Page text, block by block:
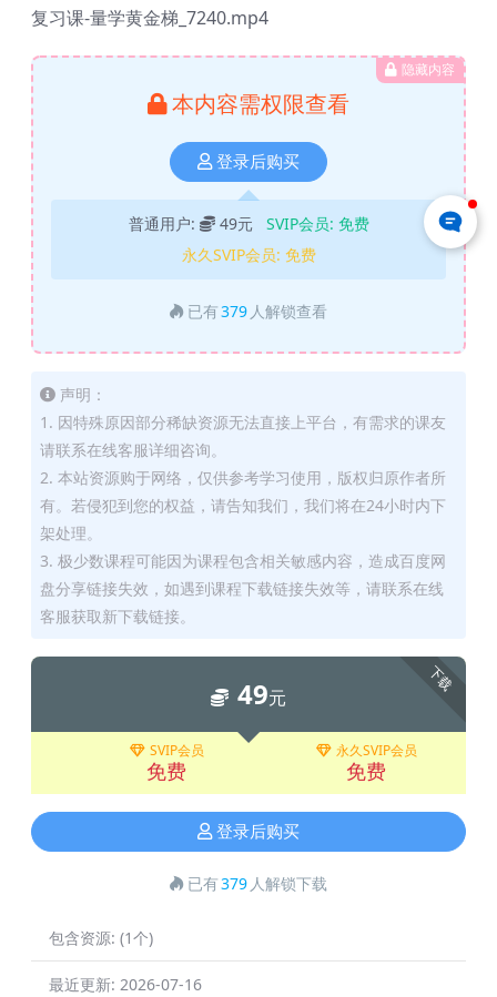
复习课-量学黄金梯_7240.mp4
隐藏内容
本内容需权限查看
登录后购买
普通用户: 49元 SVIP会员: 免费
永久SVIP会员: 免费
已有379 人解锁查看
声明：
1. 因特殊原因部分稀缺资源无法直接上平台，有需求的课友
请联系在线客服详细咨询。
2. 本站资源购于网络，仅供参考学习使用，版权归原作者所
有。若侵犯到您的权益，请告知我们，我们将在24小时内下
架处理。
3. 极少数课程可能因为课程包含相关敏感内容，造成百度网
盘分享链接失效，如遇到课程下载链接失效等，请联系在线
客服获取新下载链接。
下载
49元
SVIP会员
免费
永久SVIP会员
免费
登录后购买
已有379 人解锁下载
包含资源: (1个)
最近更新: 2026-07-16